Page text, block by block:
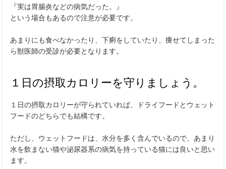
『実は胃腸炎などの病気だった。』
という場合もあるので注意が必要です。
あまりにも食べなかったり、下痢をしていたり、痩せてしまった
ら獣医師の受診が必要となります。
１日の摂取カロリーを守りましょう。
１日の摂取カロリーが守られていれば、ドライフードとウェット
フードのどちらでも結構です。
ただし、ウェットフードは、水分を多く含んでいるので、あまり
水を飲まない猫や泌尿器系の病気を持っている猫には良いと思い
ます。